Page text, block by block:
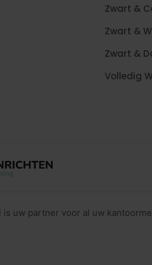
Zwart &
Zwart &
Zwart &
Volledig
uw partner voor al uw